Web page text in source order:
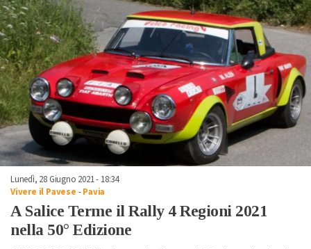
Lunedì, 28 Giugno 2021 - 18:34
Vivere il Pavese -Pavia
A Salice Terme il Rally 4 Regioni 2021
nella 50° Edizione